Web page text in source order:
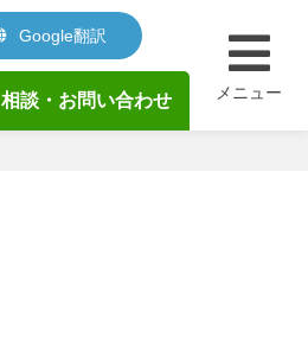
Google翻訳
相談・お問い合わせ メニュー